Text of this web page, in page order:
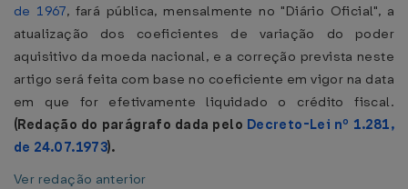
de 1967, fará pública, mensalmente no "Diário Oficial", a
atualização dos coeficientes de variação do poder
aquisitivo da moeda nacional, e a correção prevista neste
artigo será feita com base no coeficiente em vigor na data
em que for efetivamente liquidado o crédito fiscal.
(Redação do parágrafo dada pelo Decreto-Lei nº 1.281,
de 24.07.1973).
Ver redação anterior